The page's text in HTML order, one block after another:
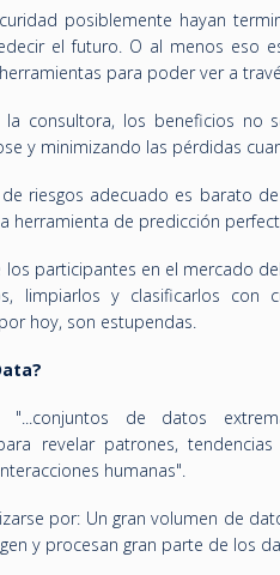
posiblemente hayan
el futuro. O al menos eso
para poder ver a
la consultora, los beneficios
y minimizando las pérdidas
riesgos adecuado es barato
herramienta de predicción
los participantes en el mercado
limpiarlos y clasificarlos con
hoy, son estupendas.
"...conjuntos de datos
revelar patrones,
humanas".
por: Un gran volumen de
y procesan gran parte de los